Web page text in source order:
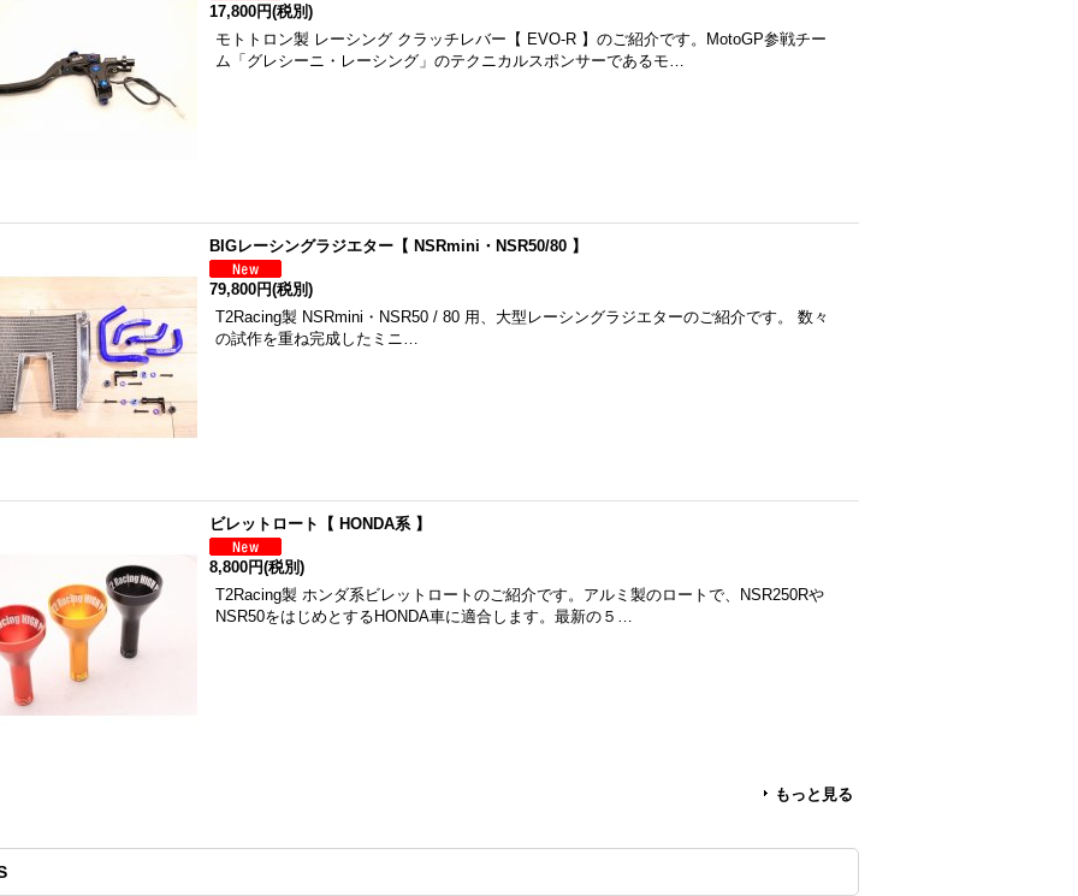
17,800円(税別)
モトトロン製 レーシング クラッチレバー【 EVO-R 】のご紹介です。MotoGP参戦チー
ム「グレシーニ・レーシング」のテクニカルスポンサーであるモ…
BIGレーシングラジエター【 NSRmini・NSR50/80 】
79,800円(税別)
T2Racing製 NSRmini・NSR50 / 80 用、大型レーシングラジエターのご紹介です。 数々
の試作を重ね完成したミニ…
ビレットロート【 HONDA系 】
8,800円(税別)
T2Racing製 ホンダ系ビレットロートのご紹介です。アルミ製のロートで、NSR250Rや
NSR50をはじめとするHONDA車に適合します。最新の５…
もっと見る